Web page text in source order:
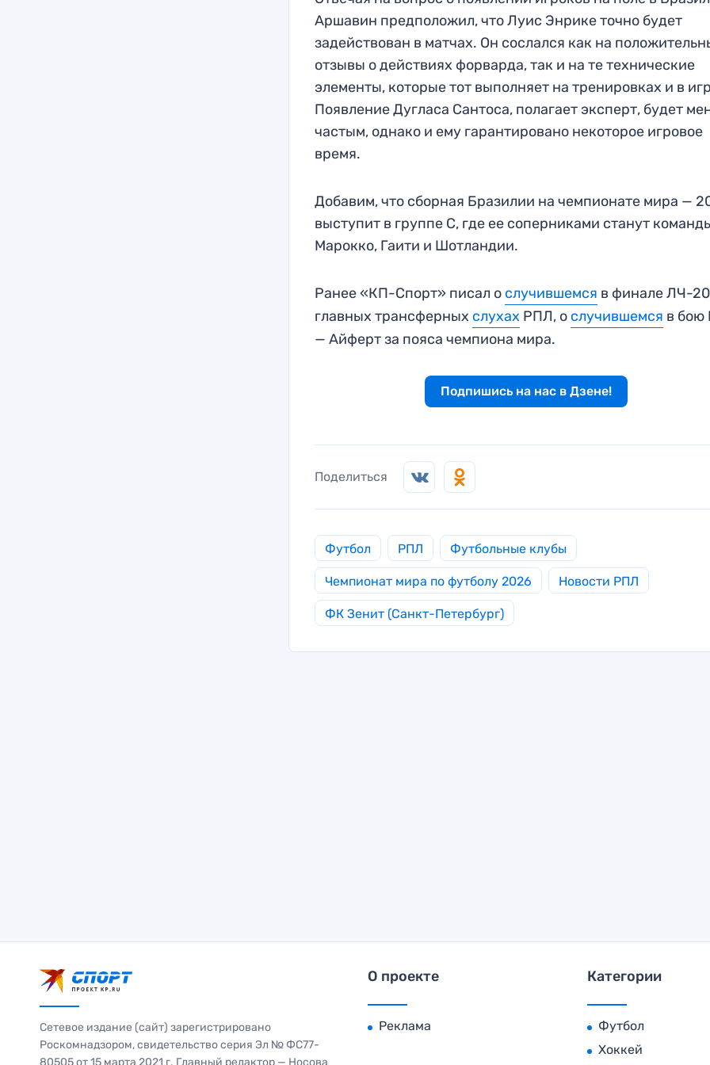
Аршавин предположил, что Луис Энрике точно будет
задействован в матчах. Он сослался как на
отзывы о действиях форварда, так и на те технические
элементы, которые тот выполняет на тренировках и в
Появление Дугласа Сантоса, полагает эксперт, будет
частым, однако и ему гарантировано некоторое игровое
время.
Добавим, что сборная Бразилии на чемпионате мира —
выступит в группе C, где ее соперниками станут
Марокко, Гаити и Шотландии.
Ранее «КП-Спорт» писал о случившемся в финале ЛЧ-
главных трансферных слухах РПЛ, о случившемся в бою
— Айферт за пояса чемпиона мира.
Подпишись на нас в Дзене!
Поделиться
Футбол РПЛ Футбольные клубы
Чемпионат мира по футболу 2026 Новости РПЛ
ФК Зенит (Санкт-Петербург)
Сетевое издание (сайт) зарегистрировано
Роскомнадзором, свидетельство серия Эл № ФС77-
О проекте
Реклама
Категории
Футбол
Хоккей